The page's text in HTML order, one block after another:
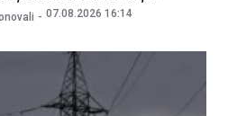
07.08.2026 16:14